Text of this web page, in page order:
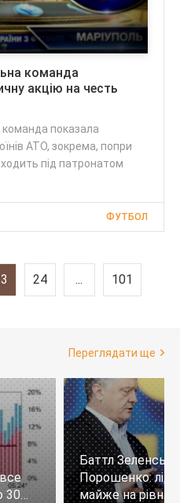
команда
акцію на честь
показала
АТО, зокрема, попри
під патронатом
ФУТБОЛ
24 ... 101
Переглядати ще
30
Баттл
Порошенко:
майже на